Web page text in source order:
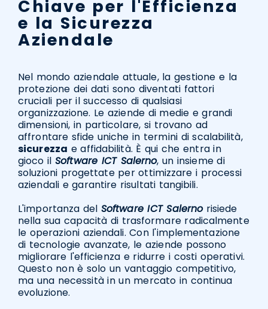
Chiave per l'Efficienza
e la Sicurezza
Aziendale
Nel mondo aziendale attuale, la gestione e la
protezione dei dati sono diventati fattori
cruciali per il successo di qualsiasi
organizzazione. Le aziende di medie e grandi
dimensioni, in particolare, si trovano ad
affrontare sfide uniche in termini di scalabilità,
sicurezza e affidabilità. È qui che entra in
gioco ilSoftware ICT Salerno, un insieme di
soluzioni progettate per ottimizzare i processi
aziendali e garantire risultati tangibili.
L'importanza del Software ICT Salernorisiede
nella sua capacità di trasformare radicalmente
le operazioni aziendali. Con l'implementazione
di tecnologie avanzate, le aziende possono
migliorare l'efficienza e ridurre i costi operativi.
Questo non è solo un vantaggio competitivo,
ma una necessità in un mercato in continua
evoluzione.